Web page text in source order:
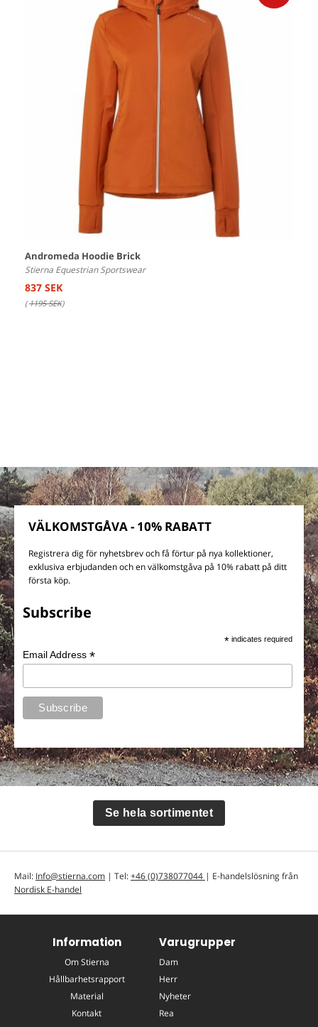
Andromeda Hoodie Brick
Stierna Equestrian Sportswear
837 SEK
(1195 SEK)
VÄLKOMSTGÅVA - 10% RABATT
Registrera dig för nyhetsbrev och få förtur på nya kollektioner,
exklusiva erbjudanden och en välkomstgåva på 10% rabatt på ditt
första köp.
Subscribe
* indicates required
Email Address*
Se hela sortimentet
Mail: Info@stierna.com | Tel:+46 (0)738077044 | E-handelslösning från
Nordisk E-handel
Information
Om Stierna
Hållbarhetsrapport
Material
Kontakt
Varugrupper
Dam
Herr
Nyheter
Rea